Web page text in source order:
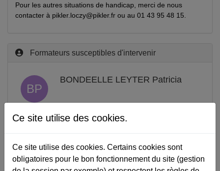
Pour les autres situations de handicap, merci de nous
contacter à pikler.loczy@pikler.fr ou au 01 43 95 48 15.
Formateurs susceptibles d'intervenir
BP
BONDEELLE LEYTER Patricia
ZUMSTEIN Diana
Ce site utilise des cookies.
Ce site utilise des cookies. Certains cookies sont
obligatoires pour le bon fonctionnement du site (gestion